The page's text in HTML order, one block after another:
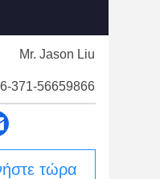
Mr. Jason Liu
371-56659866
τώρα